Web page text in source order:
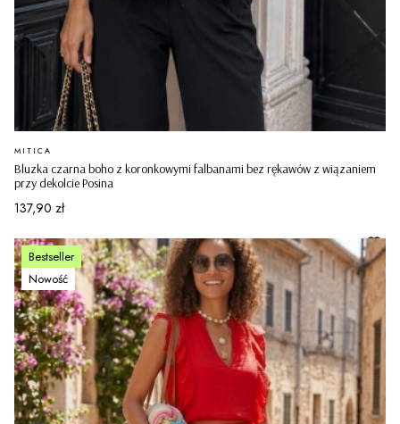
Bluzka czarna boho z koronkowymi falbanami bez rękawów z wiązaniem
przy dekolcie Posina
PRODUCENT
MITICA
Cena
137,90 zł
Bestseller
Nowość